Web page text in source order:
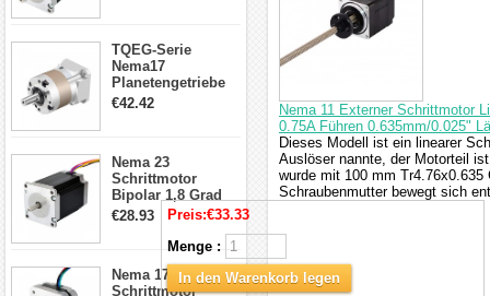
TQEG-Serie
Nema17
Planetengetriebe
5:1 Spiel 15Arc-
€42.42
Nema 23
Schrittmotor
Bipolar 1,8 Grad
2,83Nm 4 A 2,26V
Schrittmotor mit 8
Anschlüssen
€28.93
Nema 17
Schrittmotor
Nema 11 Externer Schrittmotor
0.75A Führen 0.635mm/0.025"
Dieses Modell ist ein linearer
Auslöser nannte, der Motorteil
wurde mit 100 mm
Schraubenmutter bewegt sich
Preis:€33.33
Menge :
In den Warenkorb legen